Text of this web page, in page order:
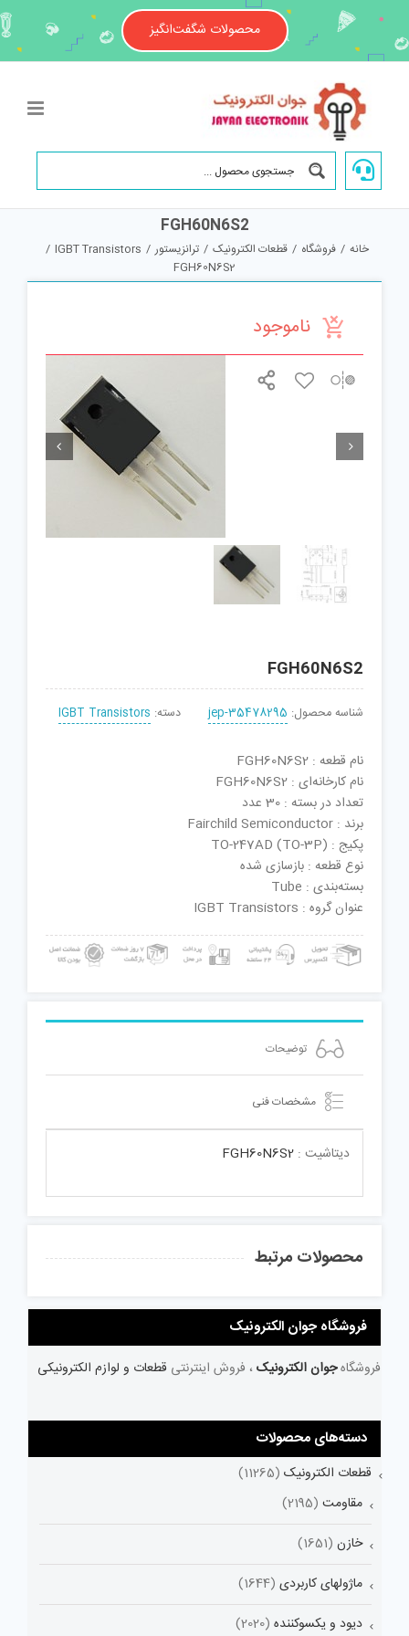
content
محصولات شگفت‌انگیز
FGH60N6S2
خانه / فروشگاه / قطعات الکترونیک / ترانزیستور /
IGBT Transistors
/
FGH60N6S2
ناموجود
 
FGH60N6S2
شناسه محصول: jep-35478295 دسته: IGBT Transistors
نام قطعه : FGH60N6S2
نام کارخانه‌ای : FGH60N6S2
تعداد در بسته : 30 عدد
برند : Fairchild Semiconductor
پکیج : TO-247AD (TO-3P)
نوع قطعه : بازسازی شده
بسته‌بندی : Tube
عنوان گروه : IGBT Transistors
توضیحات
مشخصات فنی
دیتاشیت : FGH60N6S2
محصولات مرتبط
فروشگاه جوان الکترونیک
فروشگاهجوان الکترونیک ، فروش اینترنتی قطعات و لوازم الکترونیکی
دسته‌های محصولات
قطعات الکترونیک (11265)
مقاومت (2195)
خازن (1651)
ماژولهای کاربردی (1644)
دیود و یکسوکننده (2020)